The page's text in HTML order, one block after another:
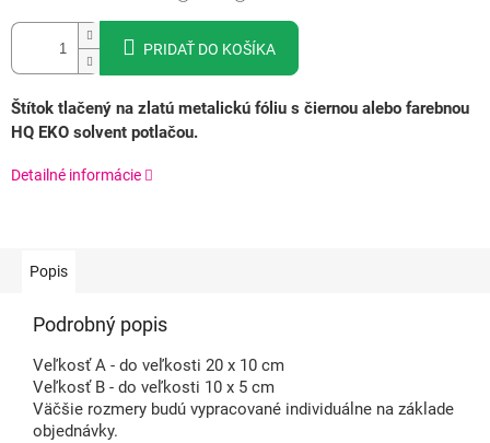
PRIDAŤ DO KOŠÍKA
Štítok tlačený na zlatú metalickú fóliu s čiernou alebo farebnou
HQ EKO solvent potlačou.
Detailné informácie
Popis
Podrobný popis
Veľkosť A - do veľkosti 20 x 10 cm
Veľkosť B - do veľkosti 10 x 5 cm
Väčšie rozmery budú vypracované individuálne na základe
objednávky.